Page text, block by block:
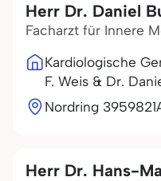
Herr Dr. Daniel
Facharzt für Innere
Kardiologische
F. Weis & Dr.
Nordring 3959821
Herr Dr. Hans-